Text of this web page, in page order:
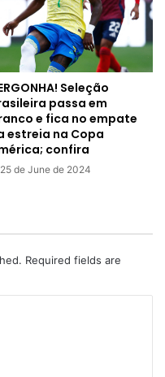
Seleção
passa em
e fica no empate
estreia na Copa
confira
25 de June de 2024
Required fields are